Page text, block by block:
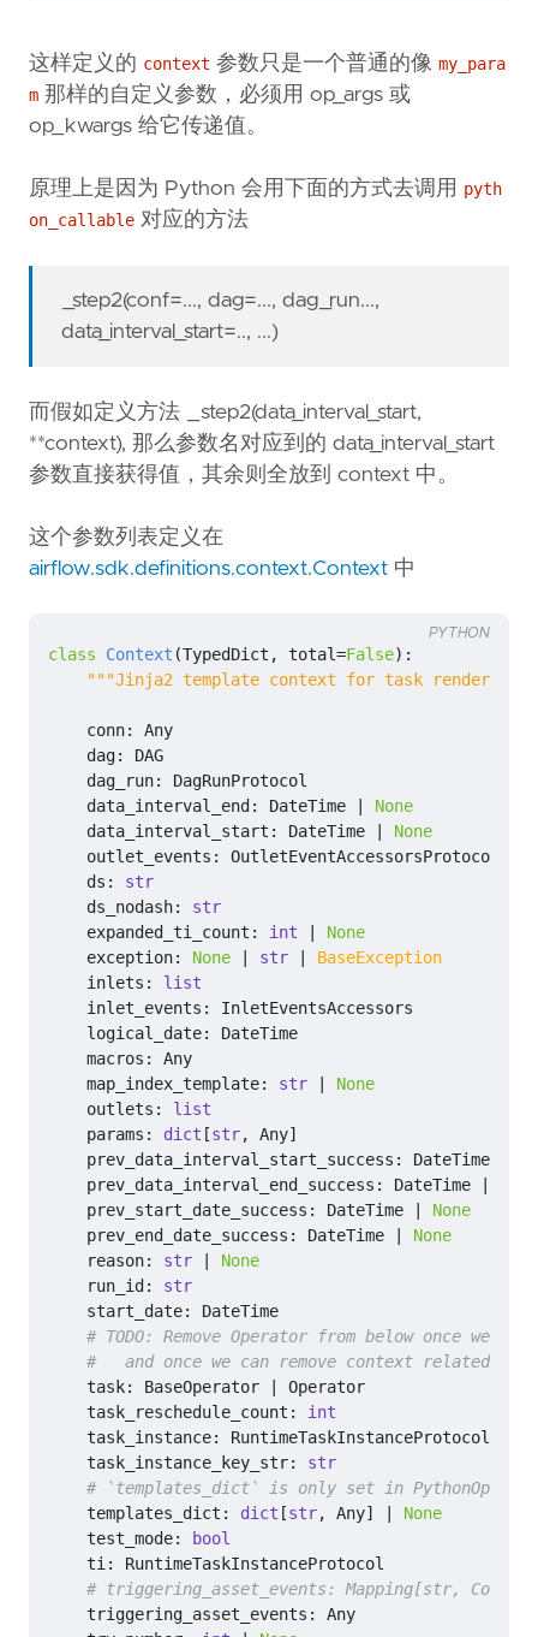
这样定义的 context 参数只是一个普通的像 my_para
m 那样的自定义参数，必须用 op_args 或
op_kwargs 给它传递值。
原理上是因为 Python 会用下面的方式去调用 pyth
on_callable 对应的方法
_step2(conf=..., dag=..., dag_run...,
data_interval_start=.., ...)
而假如定义方法 _step2(data_interval_start,
**context), 那么参数名对应到的 data_interval_start
参数直接获得值，其余则全放到 context 中。
这个参数列表定义在
airflow.sdk.definitions.context.Context 中
class Context (TypedDict , total=False):
"""Jinja2 template context for task
conn:
Any
dag:
DAG
dag_run:
DagRunProtocol
data_interval_end : DateTime
None
data_interval_start : DateTime
None
outlet_events :
OutletEventAccessorsProtocol
ds :
str
ds_nodash:
str
expanded_ti_count : int
None
exception: None str
BaseException
inlets :
list
inlet_events :
InletEventsAccessors
logical_date:
DateTime
macros :
Any
map_index_template: str
None
outlets :
list
params : dict [str, Any]
prev_data_interval_start_success : DateTime
prev_data_interval_end_success : DateTime
prev_start_date_success : DateTime
None
prev_end_date_success : DateTime
None
reason: str
None
run_id :
str
start_date:
DateTime
# TODO: Remove Operator from below once we
#   and once we can remove context related
task: BaseOperator
Operator
task_reschedule_count :
int
task_instance:
RuntimeTaskInstanceProtocol
task_instance_key_str:
str
# `templates_dict` is only set in
templates_dict : dict [str, Any]
None
test_mode:
bool
ti:
RuntimeTaskInstanceProtocol
# triggering_asset_events: Mapping[str,
triggering_asset_events :
Any
PYTHON